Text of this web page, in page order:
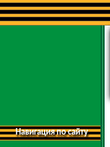
Навигация по сайту